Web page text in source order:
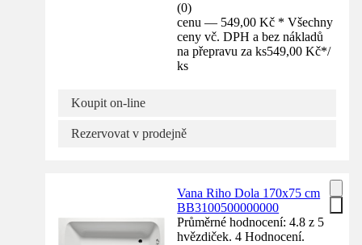
(0)
cenu — 549,00 Kč * Všechny
ceny vč. DPH a bez nákladů
na přepravu za ks549,00 Kč*/
ks
Koupit on-line
Rezervovat v prodejně
Vana Riho Dola 170x75 cm
BB3100500000000
Průměrné hodnocení: 4.8 z 5
hvězdiček. 4 Hodnocení.